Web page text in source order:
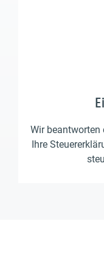
Wir beantworten
Ihre